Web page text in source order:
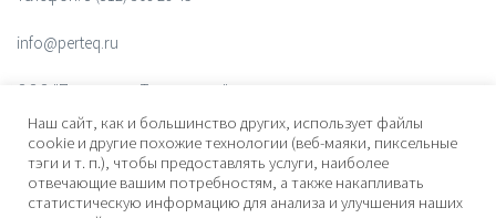
info@perteq.ru
ООО "Передовые Технологии"
ОГРН 1117847072628
Почтовый индекс 196006
Наш сайт, как и большинство других, использует файлы
cookie и другие похожие технологии (веб-маяки, пиксельные
тэги и т. п.), чтобы предоставлять услуги, наиболее
отвечающие вашим потребностям, а также накапливать
статистическую информацию для анализа и улучшения наших